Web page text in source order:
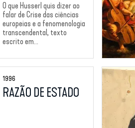
O que Husserl quis dizer ao
falar de Crise das ciências
europeias e a fenomenologia
transcendental, texto
escrito em...
1996
RAZÃO DE ESTADO